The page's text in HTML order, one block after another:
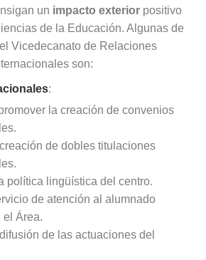
un impacto exterior positivo
de la Educación. Algunas de
Vicedecanato de Relaciones
son:
:
la creación de convenios
de dobles titulaciones
política lingüística del centro.
de atención al alumnado
el Área.
de las actuaciones del